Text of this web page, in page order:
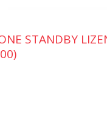
STANDBY